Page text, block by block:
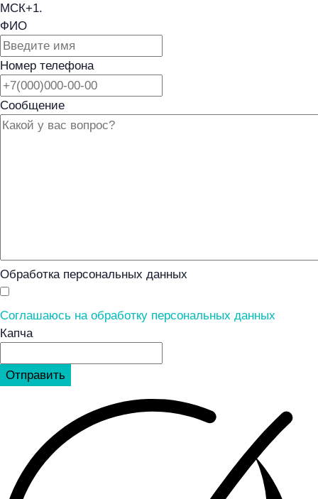
МСК+1.
ФИО
Номер телефона
Сообщение
Обработка персональных данных
Соглашаюсь на обработку персональных данных
Капча
Отправить